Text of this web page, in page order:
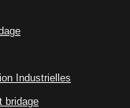
Industrielles
bridage